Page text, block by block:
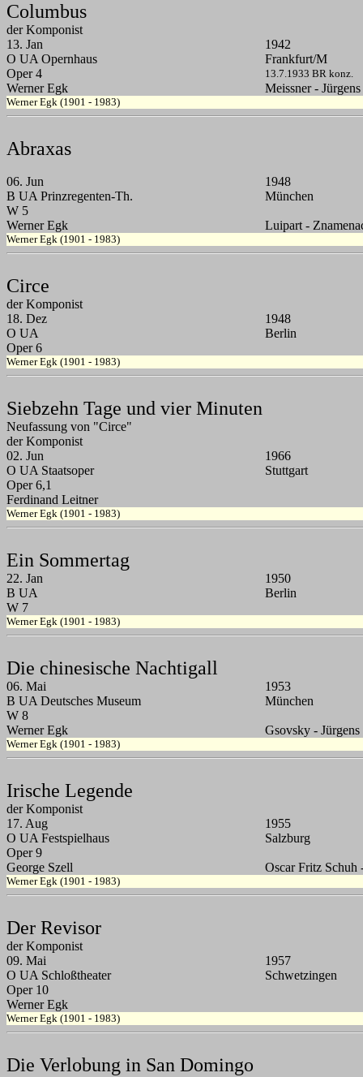
Columbus
der Komponist
13. Jan
1942
O UA Opernhaus
Frankfurt/M
Oper 4
13.7.1933 BR konz.
Werner Egk Meissner - Jürgens
Werner Egk (1901 - 1983)
Abraxas
06. Jun
1948
B UA Prinzregenten-Th.
München
W 5
Werner Egk
Luipart -
Werner Egk (1901 - 1983)
Circe
der Komponist
18. Dez
1948
O UA
Berlin
Oper 6
Werner Egk (1901 - 1983)
Siebzehn Tage und vier Minuten
Neufassung von "Circe"
der Komponist
02. Jun
1966
O UA Staatsoper
Stuttgart
Oper 6,1
Ferdinand Leitner
Werner Egk (1901 - 1983)
Ein Sommertag
22. Jan
1950
B UA
Berlin
W 7
Werner Egk (1901 - 1983)
Die chinesische Nachtigall
06. Mai
1953
B UA Deutsches Museum
München
W 8
Werner Egk
Gsovsky - Jürgens
Werner Egk (1901 - 1983)
Irische Legende
der Komponist
17. Aug
1955
O UA Festspielhaus
Salzburg
Oper 9
George Szell
Oscar Fritz Schuh
Werner Egk (1901 - 1983)
Der Revisor
der Komponist
09. Mai
1957
O UA Schloßtheater
Schwetzingen
Oper 10
Werner Egk
Werner Egk (1901 - 1983)
Die Verlobung in San Domingo